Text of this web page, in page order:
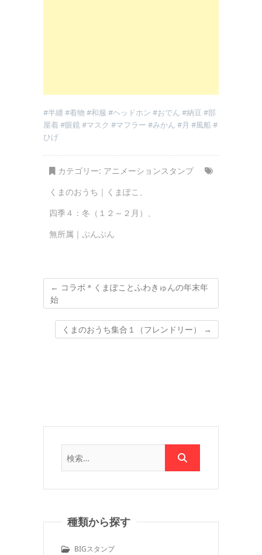
#半纏 #着物 #和服 #ヘッドホン #おでん #納豆 #部
屋着 #眼鏡 #マスク #マフラー #みかん #月 #風船 #
ひげ
カテゴリー: アニメーションスタンプ
くまのおうち｜くまぽこ 、
四季４：冬（１２～２月） 、
無所属｜ぷんぷん
← コラボ＊くまぽことふわきゅんの年末年
始
くまのおうち集合１（フレンドリー） →
種類から探す
BIGスタンプ